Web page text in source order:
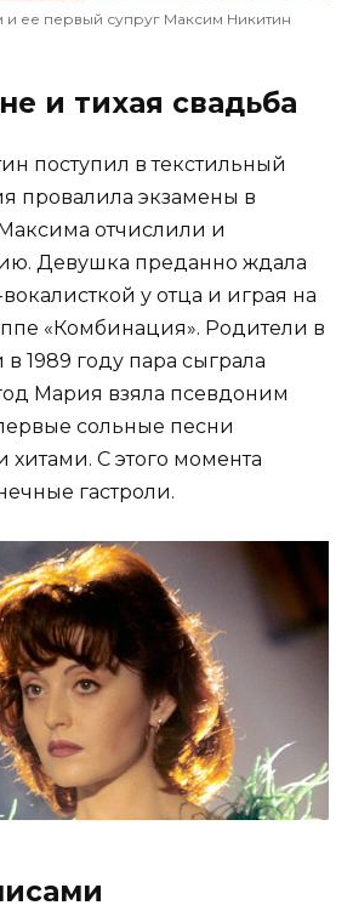
ее первый супруг Максим Никитин
и тихая свадьба
поступил в текстильный
провалила экзамены в
отчислили и
Девушка преданно ждала
вокалисткой у отца и играя на
«Комбинация». Родители в
в 1989 году пара сыграла
Мария взяла псевдоним
сольные песни
хитами. С этого момента
гастроли.